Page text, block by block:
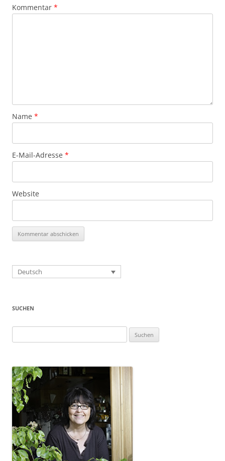
Kommentar *
Name *
E-Mail-Adresse *
Website
Deutsch
SUCHEN
nach: